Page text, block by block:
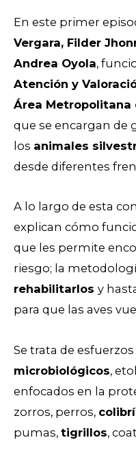
En este primer
Vergara, Filder
Andrea Oyola,
Atención y
Área Metropolitana
que se encargan de
los animales
desde diferentes
A lo largo de esta
explican cómo
que les permite
riesgo; la
rehabilitarlos y
para que las aves
Se trata de esfuerzos
microbiológicos,
enfocados en la
zorros, perros,
pumas, tigrillos,